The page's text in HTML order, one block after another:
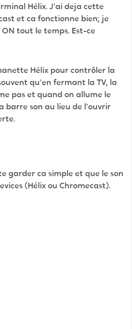
Hélix. J'ai deja cette
et ca fonctionne bien; je
tout le temps. Est-ce
Hélix pour contrôler la
qu'en fermant la TV, la
pas et quand on allume le
barre son au lieu de l'ouvrir
garder ca simple et que le son
(Hélix ou Chromecast).